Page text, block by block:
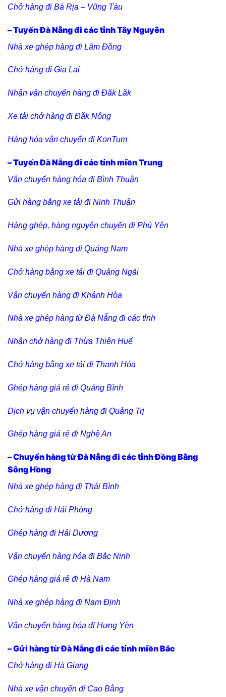
Chở hàng đi Bà Rịa – Vũng Tàu
– Tuyến Đà Nẵng đi các tỉnh Tây Nguyên
Nhà xe ghép hàng đi Lâm Đồng
Chở hàng đi Gia Lai
Nhận vận chuyển hàng đi Đăk Lăk
Xe tải chở hàng đi Đăk Nông
Hàng hóa vận chuyển đi KonTum
– Tuyến Đà Nẵng đi các tỉnh miền Trung
Vận chuyển hàng hóa đi Bình Thuận
Gửi hàng bằng xe tải đi Ninh Thuận
Hàng ghép, hàng nguyên chuyến đi Phú Yên
Nhà xe ghép hàng đi Quảng Nam
Chở hàng bằng xe tải đi Quảng Ngãi
Vận chuyển hàng đi Khánh Hòa
Nhà xe ghép hàng từ Đà Nẵng đi các tỉnh
Nhận chở hàng đi Thừa Thiên Huế
Chở hàng bằng xe tải đi Thanh Hóa
Ghép hàng giá rẻ đi Quảng Bình
Dịch vụ vận chuyển hàng đi Quảng Trị
Ghép hàng giá rẻ đi Nghệ An
– Chuyển hàng từ Đà Nẵng đi các tỉnh Đồng Bằng
Sông Hồng
Nhà xe ghép hàng đi Thái Bình
Chở hàng đi Hải Phòng
Ghép hàng đi Hải Dương
Vận chuyển hàng hóa đi Bắc Ninh
Ghép hàng giá rẻ đi Hà Nam
Nhà xe ghép hàng đi Nam Định
Vận chuyển hàng hóa đi Hưng Yên
– Gửi hàng từ Đà Nẵng đi các tỉnh miền Bắc
Chở hàng đi Hà Giang
Nhà xe vận chuyển đi Cao Bằng